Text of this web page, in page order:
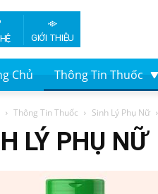
GIỚI THIỆU
Chủ Thông Tin Thuốc
Thông Tin Thuốc Sinh Lý Phụ Nữ
LÝ PHỤ NỮ